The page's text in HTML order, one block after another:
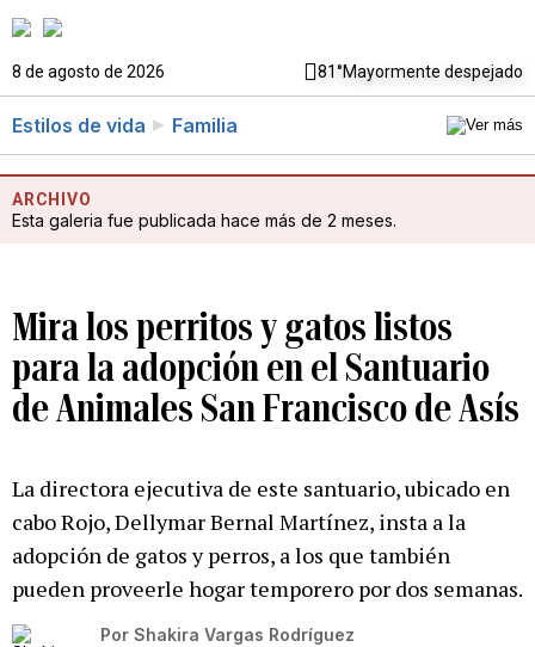
8 de agosto de 2026 81°Mayormente despejado
Estilos de vida Familia
ARCHIVO
Esta galeria fue publicada hace más de 2 meses.
Mira los perritos y gatos listos
para la adopción en el Santuario
de Animales San Francisco de Asís
La directora ejecutiva de este santuario, ubicado en
cabo Rojo, Dellymar Bernal Martínez, insta a la
adopción de gatos y perros, a los que también
pueden proveerle hogar temporero por dos semanas.
Por Shakira Vargas Rodríguez